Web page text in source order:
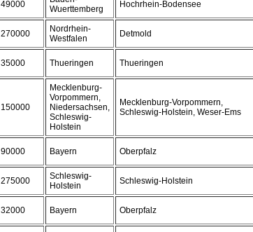
49000
Wuerttemberg
Hochrhein-Bodensee
270000
Nordrhein-
Westfalen
Detmold
35000 Thueringen Thueringen
150000
Mecklenburg-
Vorpommern,
Niedersachsen,
Schleswig-
Holstein
Mecklenburg-Vorpommern,
Schleswig-Holstein, Weser-Ems
90000 Bayern Oberpfalz
275000
Schleswig-
Holstein
Schleswig-Holstein
32000 Bayern Oberpfalz